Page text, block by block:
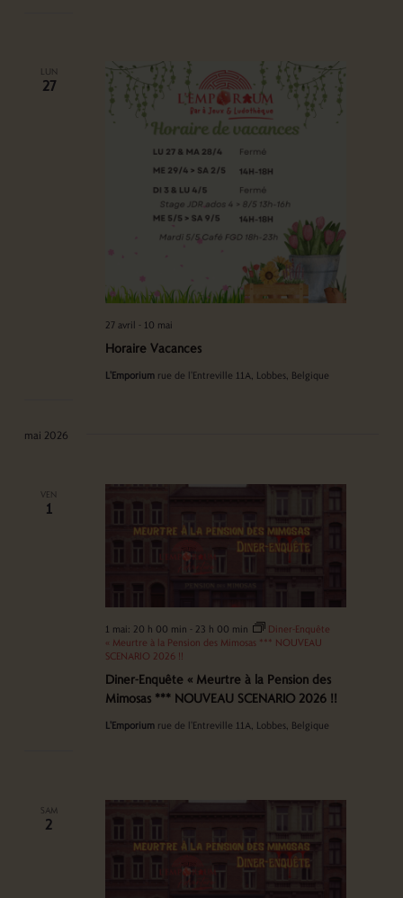
LUN
27
Horaire Vacances
27 avril - 10 mai
L'Emporium rue de l'Entreville 11A, Lobbes, Belgique
mai 2026
VEN
1
Diner-Enquête « Meurtre à la Pension des
Mimosas *** NOUVEAU SCENARIO 2026 !!
1 mai: 20 h 00 min - 23 h 00 min
Diner-Enquête
« Meurtre à la Pension des Mimosas *** NOUVEAU
SCENARIO 2026 !!
L'Emporium rue de l'Entreville 11A, Lobbes, Belgique
SAM
2